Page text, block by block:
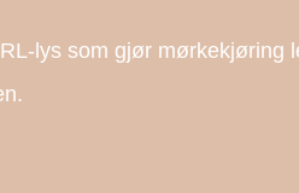
lys som gjør